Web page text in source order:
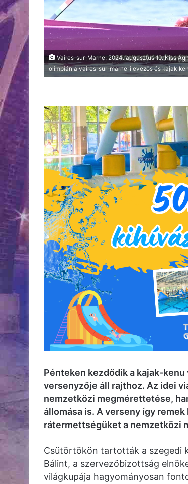
Vaires-sur-Marne, 2024. augusztus 10. Kiss
olimpián a vaires-sur-marne-i evezős és kajak-
Pénteken kezdődik a kajak-
versenyzője áll rajthoz. Az idei
nemzetközi megmérettetése,
állomása is. A verseny így
rátermettségüket a nemzetközi
Csütörtökön tartották a szegedi
Bálint, a szervezőbizottság
világkupája hagyományosan